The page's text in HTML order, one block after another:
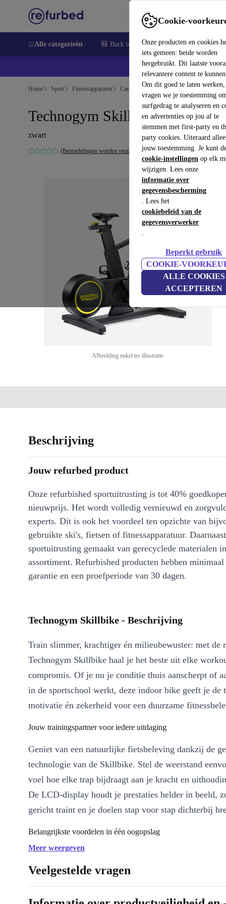
Cookie-
Onze producten en cookies
iets gemeen: beide worden
hergebruikt. Dit laatste
relevantere content te
Om dit goed te laten werken,
vragen we je toestemming
surfgedrag te analyseren en
en advertenties op jou af te
stemmen met first-party en
party cookies. Uiteraard
jouw toestemming. Je kunt
cookie-instellingen op elk
wijzigen. Lees onze
informatie over
gegevensbescherming
. Lees het
cookiebeleid van de
gegevensverwerker
.
Beperkt gebruik
COOKIE-
ALLE COOKIES
ACCEPTEREN
Alle categorieën 🎒 Back to school Elektronica
Home Sport Fitnessapparaten Cardio Hometrainers
Technogym Skillbike
zwart
(Beoordelingen worden verzameld)
Afbeelding enkel ter illustratie
Beschrijving
Jouw refurbed product
Onze refurbished sportuitrusting is tot 40%
nieuwprijs. Het wordt volledig vernieuwd en
experts. Dit is ook het voordeel ten opzichte van
gebruikte ski's, fietsen of fitnessapparatuur.
sportuitrusting gemaakt van gerecyclede materialen
assortiment. Refurbished producten hebben minimaal
garantie en een proefperiode van 30 dagen.
Technogym Skillbike - Beschrijving
Train slimmer, krachtiger én milieubewuster: met de
Technogym Skillbike haal je het beste uit elke
compromis. Of je nu je conditie thuis aanscherpt of
in de sportschool werkt, deze indoor bike geeft je de
motivatie én zekerheid voor een duurzame
Jouw trainingspartner voor iedere uitdaging
Geniet van een natuurlijke fietsbeleving dankzij de
technologie van de Skillbike. Stel de weerstand
voel hoe elke trap bijdraagt aan je kracht en
De LCD-display houdt je prestaties helder in beeld,
gericht traint en je doelen stap voor stap dichterbij
Belangrijkste voordelen in één oogopslag
Professioneel refurbished:
Duurzame keuze:Geef topkwaliteit een tweede leven en
ecologische voetafdruk. 🌱
Meer weergeven
Veelgestelde vragen